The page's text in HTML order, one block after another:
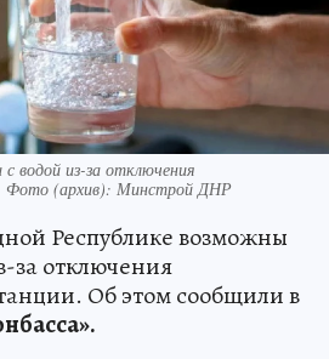
водой из-за отключения
Фото (архив): Минстрой ДНР
Республике возможны
за отключения
Об этом сообщили в